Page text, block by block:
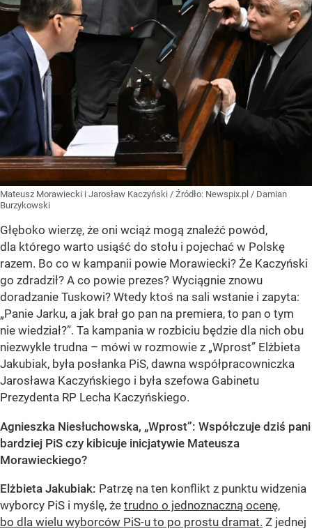
Mateusz Morawiecki i Jarosław Kaczyński / Źródło: Newspix.pl / Damian
Burzykowski
Głęboko wierzę, że oni wciąż mogą znaleźć powód,
dla którego warto usiąść do stołu i pojechać w Polskę
razem. Bo co w kampanii powie Morawiecki? Że Kaczyński
go zdradził? A co powie prezes? Wyciągnie znowu
doradzanie Tuskowi? Wtedy ktoś na sali wstanie i zapyta:
„Panie Jarku, a jak brał go pan na premiera, to pan o tym
nie wiedział?”. Ta kampania w rozbiciu będzie dla nich obu
niezwykle trudna – mówi w rozmowie z „Wprost” Elżbieta
Jakubiak, była posłanka PiS, dawna współpracowniczka
Jarosława Kaczyńskiego i była szefowa Gabinetu
Prezydenta RP Lecha Kaczyńskiego.
Agnieszka Niesłuchowska, „Wprost”: Współczuje dziś pani
bardziej PiS czy kibicuje inicjatywie Mateusza
Morawieckiego?
Elżbieta Jakubiak: Patrzę na ten konflikt z punktu widzenia
wyborcy PiS i myślę, że trudno o jednoznaczną ocenę,
bo dla wielu wyborców PiS-u to po prostu dramat. Z jednej